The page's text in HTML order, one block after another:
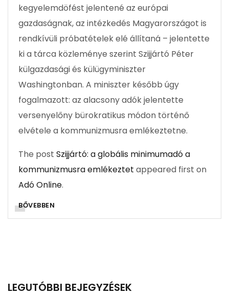
kegyelemdöfést jelentené az európai
gazdaságnak, az intézkedés Magyarországot is
rendkívüli próbatételek elé állítaná – jelentette
ki a tárca közleménye szerint Szijjártó Péter
külgazdasági és külügyminiszter
Washingtonban. A miniszter később úgy
fogalmazott: az alacsony adók jelentette
versenyelőny bürokratikus módon történő
elvétele a kommunizmusra emlékeztetne.
The post Szijjártó: a globális minimumadó a
kommunizmusra emlékeztet appeared first on
Adó Online.
BŐVEBBEN
LEGUTÓBBI BEJEGYZÉSEK